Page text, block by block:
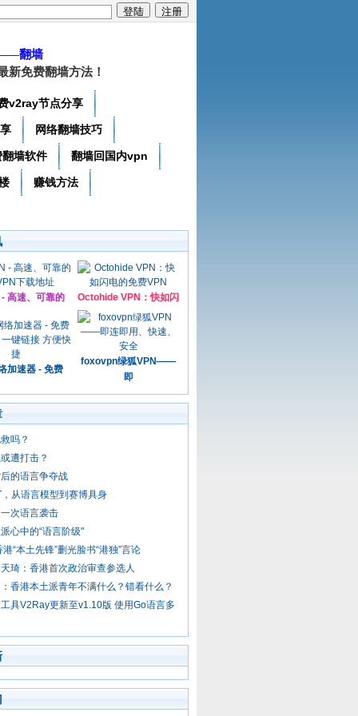
翻墙
新免费翻墙方法！
v2ray节点分享
网络翻墙技巧
翻墙软件 翻墙回国内vpn
赚钱方法
高速、可靠的 Octohide VPN：快如闪
加速器 - 免费
foxovpn绿狐VPN——
即
吗？
遭打击？
的语言争夺战
从语言模型到赛博具身
次语言袭击
心中的“语言阶级"
“本土先锋”删光脸书“港独”言论
琦：香港首次政治审查参选人
香港本土派青年不满什么？错看什么？
具V2Ray更新至v1.10版 使用Go语言多